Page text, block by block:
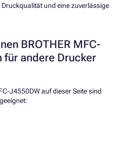
und eine zuverlässige
BROTHER MFC-
für andere Drucker
J4550DW auf dieser Seite sind